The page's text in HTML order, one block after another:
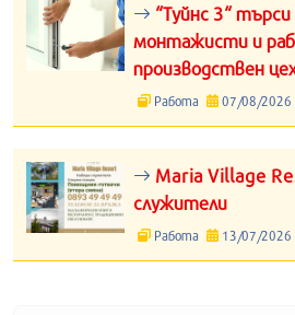
“Туйнс 3“ търси
монтажисти и
производствен
Работа 07/08/2026
Maria Village
служители
Работа 13/07/2026